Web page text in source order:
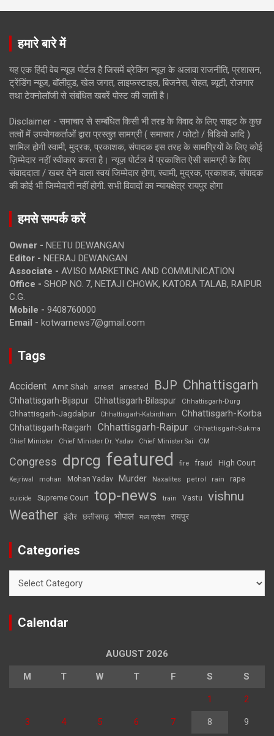
हमारे बारे में
यह एक हिंदी वेब न्यूज़ पोर्टल है जिसमें ब्रेकिंग न्यूज़ के अलावा राजनीति, प्रशासन,
ट्रेंडिंग न्यूज, बॉलीवुड, खेल जगत, लाइफस्टाइल, बिजनेस, सेहत, ब्यूटी, रोजगार
तथा टेक्नोलॉजी से संबंधित खबरें पोस्ट की जाती है।
Disclaimer - समाचार से सम्बंधित किसी भी तरह के विवाद के लिए साइट के कुछ
तत्वों में उपयोगकर्ताओं द्वारा प्रस्तुत सामग्री ( समाचार / फोटो / विडियो आदि )
शामिल होगी स्वामी, मुद्रक, प्रकाशक, संपादक इस तरह के सामग्रियों के लिए कोई
ज़िम्मेदार नहीं स्वीकार करता है। न्यूज़ पोर्टल में प्रकाशित ऐसी सामग्री के लिए
संवाददाता / खबर देने वाला स्वयं जिम्मेदार होगा, स्वामी, मुद्रक, प्रकाशक, संपादक
की कोई भी जिम्मेदारी नहीं होगी. सभी विवादों का न्यायक्षेत्र रायपुर होगा
हमसे सम्पर्क करें
Owner - NEETU DEWANGAN
Editor - NEERAJ DEWANGAN
Associate - AVISO MARKETING AND COMMUNICATION
Office - SHOP NO. 7, NETAJI CHOWK, KATORA TALAB, RAIPUR
C.G.
Mobile - 9408760000
Email - kotwarnews7@gmail.com
Tags
Accident Amit Shah arrest arrested BJP Chhattisgarh
Chhattisgarh-Bijapur Chhattisgarh-Bilaspur Chhattisgarh-Durg
Chhattisgarh-Jagdalpur Chhattisgarh-Kabirdham Chhattisgarh-Korba
Chhattisgarh-Raigarh Chhattisgarh-Raipur
Chhattisgarh-Sukma
Chief Minister
Chief Minister Dr. Yadav Chief Minister Sai CM
Congress dprcg featured fire fraud High Court
Kejriwal mohan Mohan Yadav Murder Naxalites petrol rain rape
suicide Supreme Court top-news train Vastu vishnu
Weather इंदौर छत्तीसगढ़ भोपाल मध्य प्रदेश रायपुर
Categories
Calendar
AUGUST 2026
M T W T F S S
1 2
3 4 5 6 7 8 9